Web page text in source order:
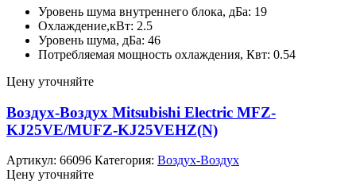
Уровень шума внутреннего блока, дБа: 19
Охлаждение,кВт: 2.5
Уровень шума, дБа: 46
Потребляемая мощность охлаждения, Квт: 0.54
Цену уточняйте
Воздух-Воздух Mitsubishi Electric MFZ-
KJ25VE/MUFZ-KJ25VEHZ(N)
Артикул: 66096 Категория: Воздух-Воздух
Цену уточняйте